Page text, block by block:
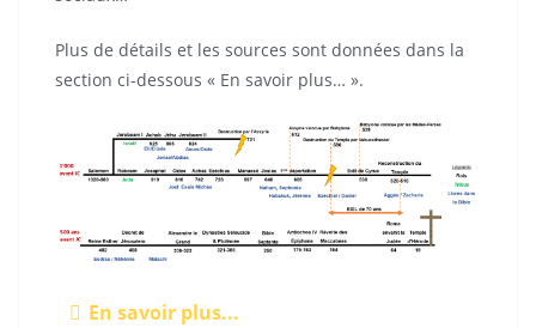
Plus de détails et les sources sont données dans la
section ci-dessous « En savoir plus… ».
En savoir plus...